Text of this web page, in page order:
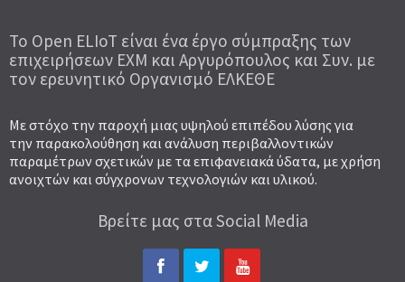
To Open ELIoT είναι ένα έργο σύμπραξης των
επιχειρήσεων ΕΧΜ και Αργυρόπουλος και Συν. με
τον ερευνητικό Οργανισμό ΕΛΚΕΘΕ
Με στόχο την παροχή μιας υψηλού επιπέδου λύσης για
την παρακολούθηση και ανάλυση περιβαλλοντικών
παραμέτρων σχετικών με τα επιφανειακά ύδατα, με χρήση
ανοιχτών και σύγχρονων τεχνολογιών και υλικού.
Βρείτε μας στα Social Media